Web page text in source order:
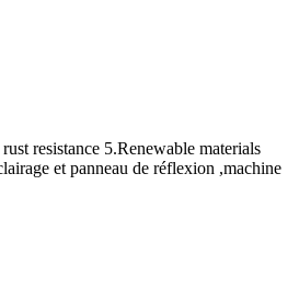
resistance 5.Renewable materials
et panneau de réflexion ,machine